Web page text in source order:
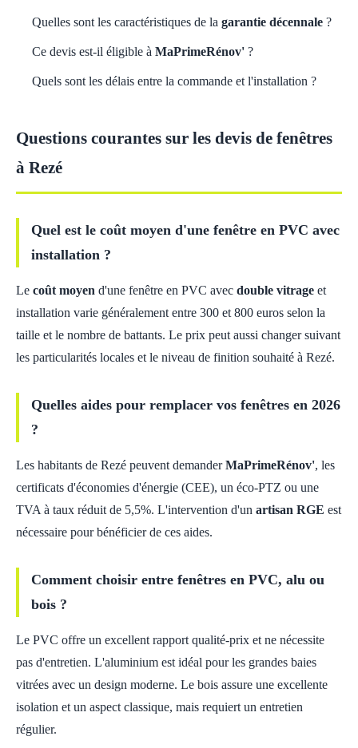
Quelles sont les caractéristiques de la garantie décennale ?
Ce devis est-il éligible à MaPrimeRénov' ?
Quels sont les délais entre la commande et l'installation ?
Questions courantes sur les devis de fenêtres
à Rezé
Quel est le coût moyen d'une fenêtre en PVC avec
installation ?
Le coût moyen d'une fenêtre en PVC avec double vitrage et
installation varie généralement entre 300 et 800 euros selon la
taille et le nombre de battants. Le prix peut aussi changer suivant
les particularités locales et le niveau de finition souhaité à Rezé.
Quelles aides pour remplacer vos fenêtres en 2026
?
Les habitants de Rezé peuvent demanderMaPrimeRénov', les
certificats d'économies d'énergie (CEE), un éco-PTZ ou une
TVA à taux réduit de 5,5%. L'intervention d'un artisan RGE est
nécessaire pour bénéficier de ces aides.
Comment choisir entre fenêtres en PVC, alu ou
bois ?
Le PVC offre un excellent rapport qualité-prix et ne nécessite
pas d'entretien. L'aluminium est idéal pour les grandes baies
vitrées avec un design moderne. Le bois assure une excellente
isolation et un aspect classique, mais requiert un entretien
régulier.